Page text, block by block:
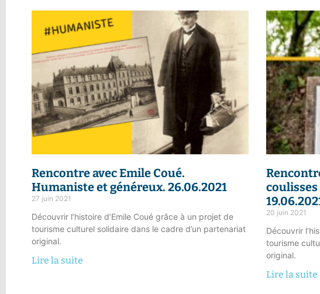
Rencontre avec Emile Coué.
Humaniste et généreux. 26.06.2021
27 juin 2021
Découvrir l’histoire d’Emile Coué grâce à un projet de
tourisme culturel solidaire dans le cadre d’un partenariat
original.
Lire la suite
coulisses
20 juin 2021
Découvrir
tourisme
original.
Lire la suite